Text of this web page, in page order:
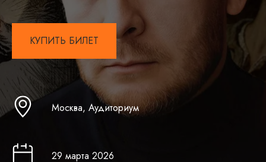
КУПИТЬ БИЛЕТ
Москва, Аудиториум
29 марта 2026